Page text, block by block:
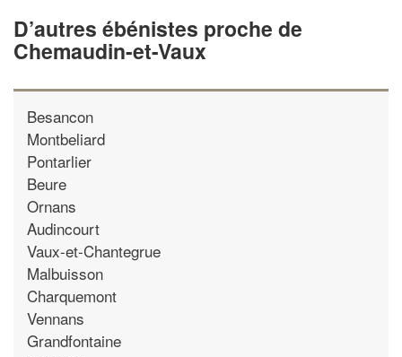
D’autres ébénistes proche de
Chemaudin-et-Vaux
Besancon
Montbeliard
Pontarlier
Beure
Ornans
Audincourt
Vaux-et-Chantegrue
Malbuisson
Charquemont
Vennans
Grandfontaine